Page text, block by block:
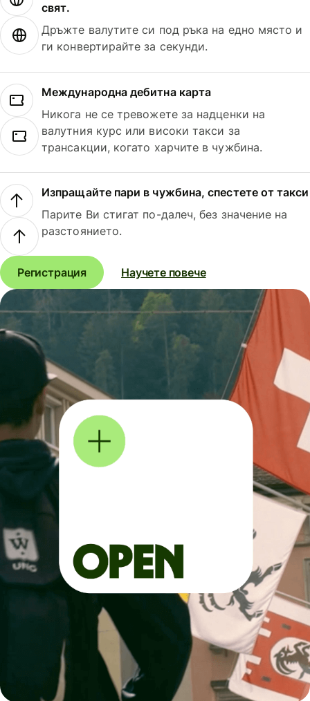
свят.
Дръжте валутите си под ръка на едно място и
ги конвертирайте за секунди.
Международна дебитна карта
Никога не се тревожете за надценки на
валутния курс или високи такси за
трансакции, когато харчите в чужбина.
Изпращайте пари в чужбина, спестете от такси
Парите Ви стигат по-далеч, без значение на
разстоянието.
Регистрация Научете повече